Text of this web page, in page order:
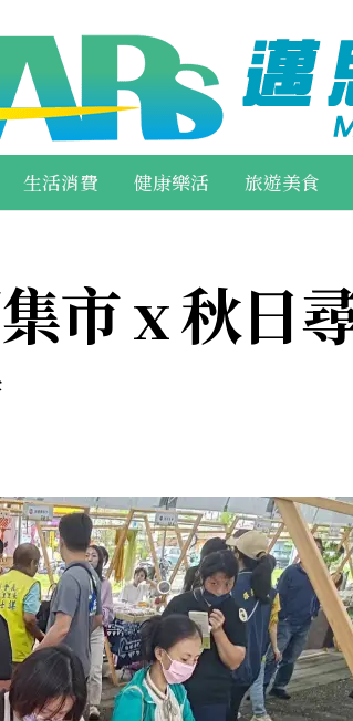
生活消費 健康樂活 旅遊美食
市 x 秋日